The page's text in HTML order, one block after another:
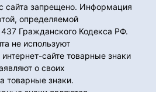
сайта запрещено. Информация
определяемой
Гражданского Кодекса РФ.
не используют
сайте товарные знаки
о своих
товарные знаки.